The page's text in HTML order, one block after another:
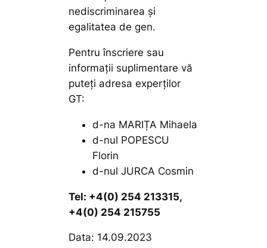
nediscriminarea și
egalitatea de gen.
Pentru înscriere sau
informații suplimentare vă
puteți adresa experților
GT:
d-na MARIȚA Mihaela
d-nul POPESCU
Florin
d-nul JURCA Cosmin
Tel: +4(0) 254 213315,
+4(0) 254 215755
Data: 14.09.2023